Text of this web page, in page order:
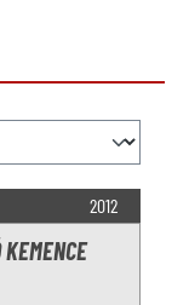
2012
KEMENCE